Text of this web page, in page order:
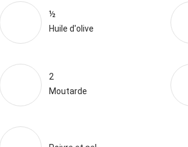
½
Huile d'olive
2
Moutarde